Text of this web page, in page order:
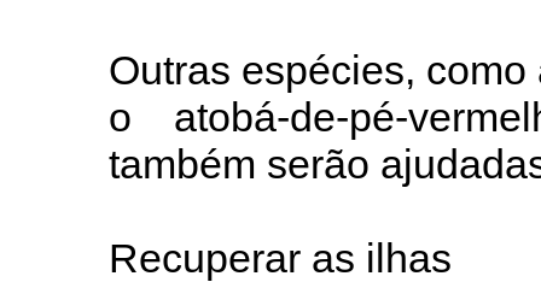
Outras espécies,
o atobá-de-pé-
também serão
Recuperar as ilhas